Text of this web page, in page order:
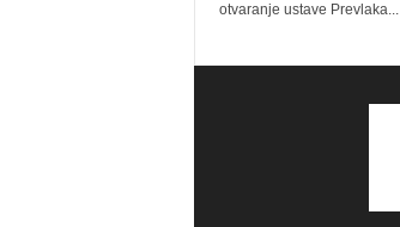
otvaranje ustave Prevlaka...